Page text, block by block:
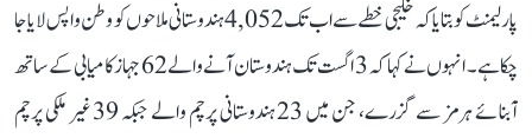
پارلیمنٹ کو بتایا کہ خلیجی خطے سے اب تک 4,052 ہندوستانی ملاحوں کو وطن واپس لایا جا
چکا ہے۔ انہوں نے کہا کہ 3 اگست تک ہندوستان آنے والے 62 جہاز کامیابی کے ساتھ
آبنائے ہرمز سے گزرے، جن میں 23 ہندوستانی پرچم والے جبکہ 39 غیر ملکی پرچم